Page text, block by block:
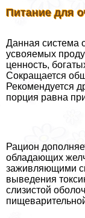
Питание для
Данная система
усвояемых
ценность,
Сокращается
Рекомендуется
порция равна
Рацион
обладающих
заживляющими
выведения
слизистой